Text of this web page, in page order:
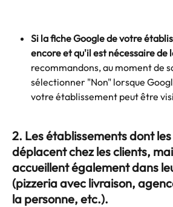
Si la fiche Google de votre
encore et qu'il est nécessaire de
recommandons, au moment de
sélectionner "Non" lorsque
votre établissement peut être
2. Les établissements dont
déplacent chez les clients,
accueillent également dans
(pizzeria avec livraison,
la personne, etc.).